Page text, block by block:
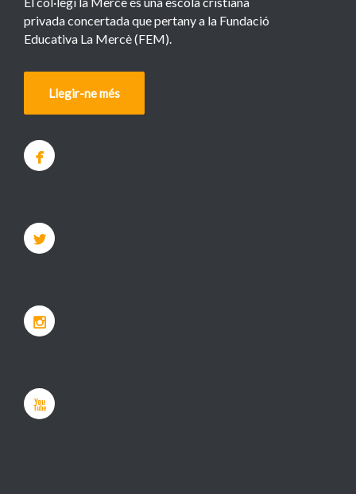
privada concertada que pertany a la Fundació
Educativa La Mercè (FEM).
Llegir-ne més